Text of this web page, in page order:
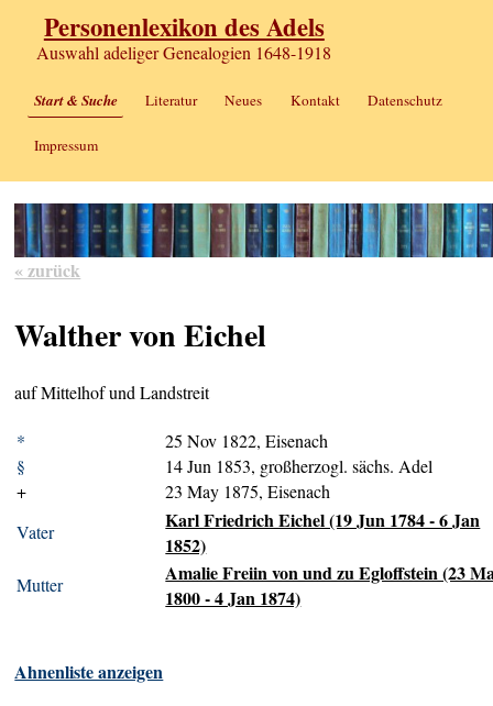
Personenlexikon des Adels
Auswahl adeliger Genealogien 1648-1918
Start & Suche Literatur Neues Kontakt Datenschutz
Impressum
« zurück
Walther von Eichel
auf Mittelhof und Landstreit
*
25 Nov 1822, Eisenach
§
14 Jun 1853, großherzogl. sächs. Adel
+
23 May 1875, Eisenach
Vater
Karl Friedrich Eichel (19 Jun 1784 - 6 Jan
1852)
Mutter
Amalie Freiin von und zu Egloffstein (23
1800 - 4 Jan 1874)
Ahnenliste anzeigen